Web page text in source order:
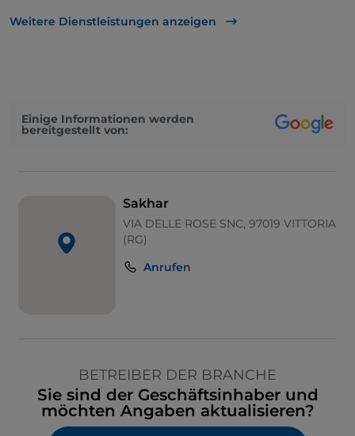
Abendessen mit Show
Tische im Außenbereich
Weitere Dienstleistungen anzeigen
Einige Informationen werden
bereitgestellt von:
Sakhar
VIA DELLE ROSE SNC, 97019 VITTORIA
(RG)
Anrufen
BETREIBER DER BRANCHE
Sie sind der Geschäftsinhaber und
möchten Angaben aktualisieren?